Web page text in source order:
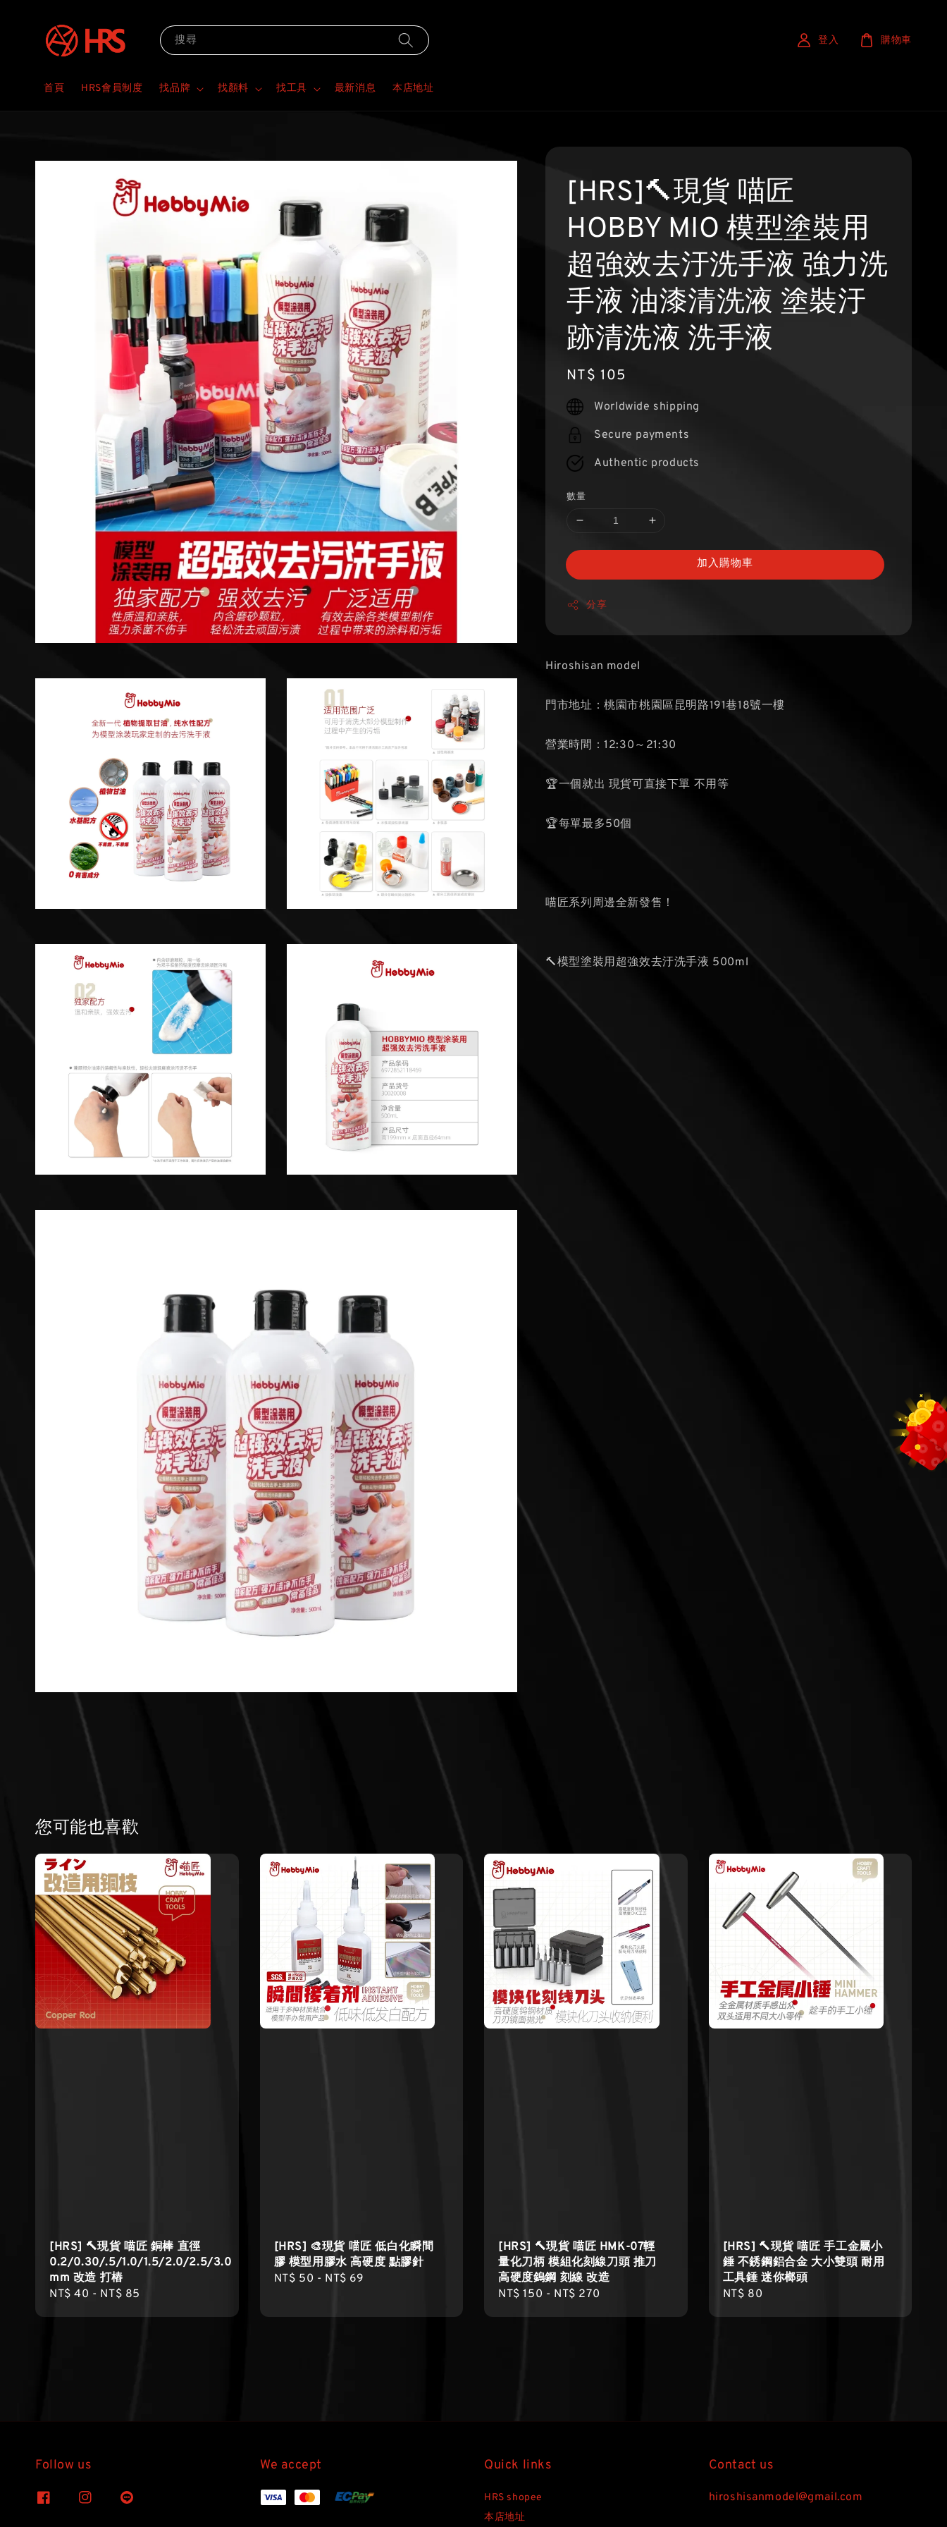
搜尋
首頁 HRS會員制度 找品牌 找顏料 找工具 最新消息 本店地址
登入 購物車
[HRS]🔨現貨 喵匠
HOBBY MIO 模型塗裝用
超強效去汙洗手液 強力洗
手液 油漆清洗液 塗裝汙
跡清洗液 洗手液
Regular
price
NT$ 105
Worldwide shipping
Secure payments
Authentic products
數量
加入購物車
分享
Hiroshisan model
門市地址：桃園市桃園區昆明路191巷18號一樓
營業時間：12:30～21:30
🏆一個就出 現貨可直接下單 不用等
🏆每單最多50個
喵匠系列周邊全新發售！
🔨模型塗裝用超強效去汙洗手液 500ml
您可能也喜歡
[HRS] 🔨現貨 喵匠 銅棒 直徑
0.2/0.30/.5/1.0/1.5/2.0/2.5/3.0
mm 改造 打樁
Regular
NT$ 40 - NT$ 85
[HRS] 🎨現貨 喵匠 低白化瞬間
膠 模型用膠水 高硬度 點膠針
Regular
NT$ 50 - NT$ 69
[HRS] 🔨現貨 喵匠 HMK-07輕
量化刀柄 模組化刻線刀頭 推刀
高硬度鎢鋼 刻線 改造
Regular
NT$ 150 - NT$ 270
[HRS] 🔨現貨 喵匠 手工金屬小
錘 不銹鋼鋁合金 大小雙頭 耐用
工具錘 迷你榔頭
Regular
NT$ 80
Follow us We accept Quick links
HRS shopee
本店地址
Contact us
hiroshisanmodel@gmail.com